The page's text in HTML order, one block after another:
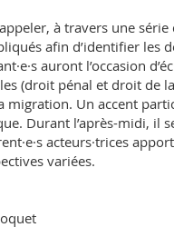
à travers une
afin d’identifier les
auront l’occasion
(droit pénal et droit de
migration. Un accent
Durant l’après-midi, il
acteurs·trices
variées.